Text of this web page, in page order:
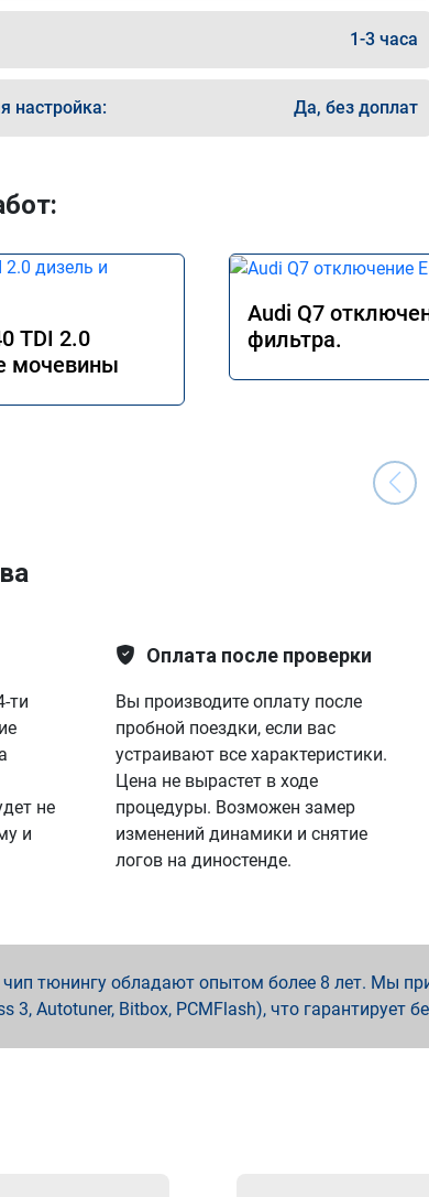
1-3 часа
настройка: Да, без доплат
TDI 2.0
мочевины
Audi Q7
фильтра.
ти
не
и
Оплата после проверки
Вы производите оплату после
пробной поездки, если вас
устраивают все характеристики.
Цена не вырастет в ходе
процедуры. Возможен замер
изменений динамики и снятие
логов на диностенде.
тюнингу обладают опытом более 8 лет. Мы
3, Autotuner, Bitbox, PCMFlash), что гарантирует